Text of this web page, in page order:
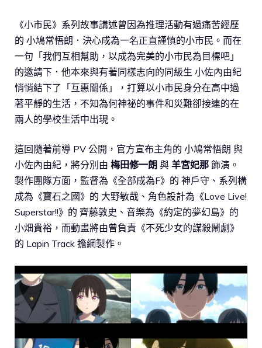
《小市民》系列故事講述曾因為推理活動有過痛苦經歷
的 小鳩常悟朗．決心成為一名正直謹慎的小市民。而在
一句「我們互相幫助，以成為完美的小市民為目標吧」
的邀請下．他本來與有著同樣志向的同級生 小佐內由紀
悄悄結下了「互惠關係」，打算以小市民身分在高中過
著平靜的生活，不知為何神祕的事件和災難卻接連的在
兩人的學校生活中出現。
這回隨著前導 PV 公開，官方宣布主角的 小鳩常悟朗 與
小佐內由紀，將分別由 梅田修一朗 與 羊宮妃那 飾演。
製作團隊方面，監督為《全部成為F》的 神戶守、系列構
成為《寶石之國》的 大野敏哉、角色設計為《Love Live!
Superstar!!》的 齊藤敦史、音樂為《約定的夢幻島》的
小畑貴裕，而動畫將由曾負責《不死少女的謀殺鬧劇》
的 Lapin Track 擔綱製作。